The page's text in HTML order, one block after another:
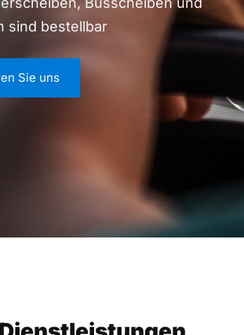
sind bestellbar
Sie uns